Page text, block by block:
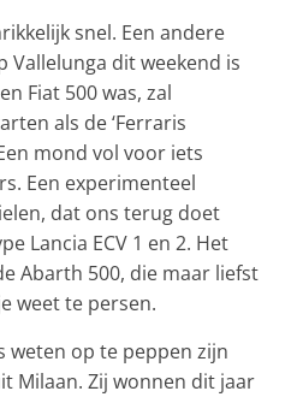
snel. Een andere
Vallelunga dit weekend is
Fiat 500 was, zal
als de ‘Ferraris
mond vol voor iets
Een experimenteel
dat ons terug doet
Lancia ECV 1 en 2. Het
Abarth 500, die maar liefst
weet te persen.
weten op te peppen zijn
Milaan. Zij wonnen dit jaar